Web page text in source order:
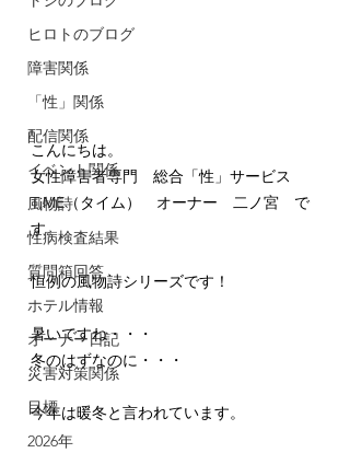
ヒロトのブログ
障害関係
「性」関係
配信関係
イベント関係
風物詩
性病検査結果
質問箱回答
ホテル情報
オーナー日記
災害対策関係
目標
2026年
こんにちは。
女性障害者専門　総合「性」サービス
TiME（タイム）　オーナー　二ノ宮　で
す。
恒例の風物詩シリーズです！
暑いですね・・・
冬のはずなのに・・・
今年は暖冬と言われています。